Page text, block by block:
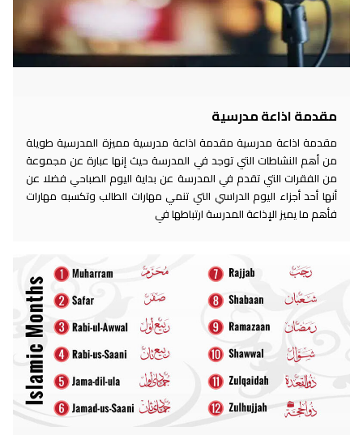
مقدمة اذاعة مدرسية
مقدمة اذاعة مدرسية مقدمة اذاعة مدرسية مميزة المدرسية طويلة
من أهم النشاطات التي توجد في المدرسة حيث إنها عبارة عن مجموعة
من الفقرات التي تقدم في المدرسة عن بداية اليوم الصباحي فضلا عن
أنها أحد أجزاء اليوم الدراسي التي تنمي مهارات الطالب وتكسبه مهارات
فأهم ما يميز الإذاعة المدرسة ارتباطها في